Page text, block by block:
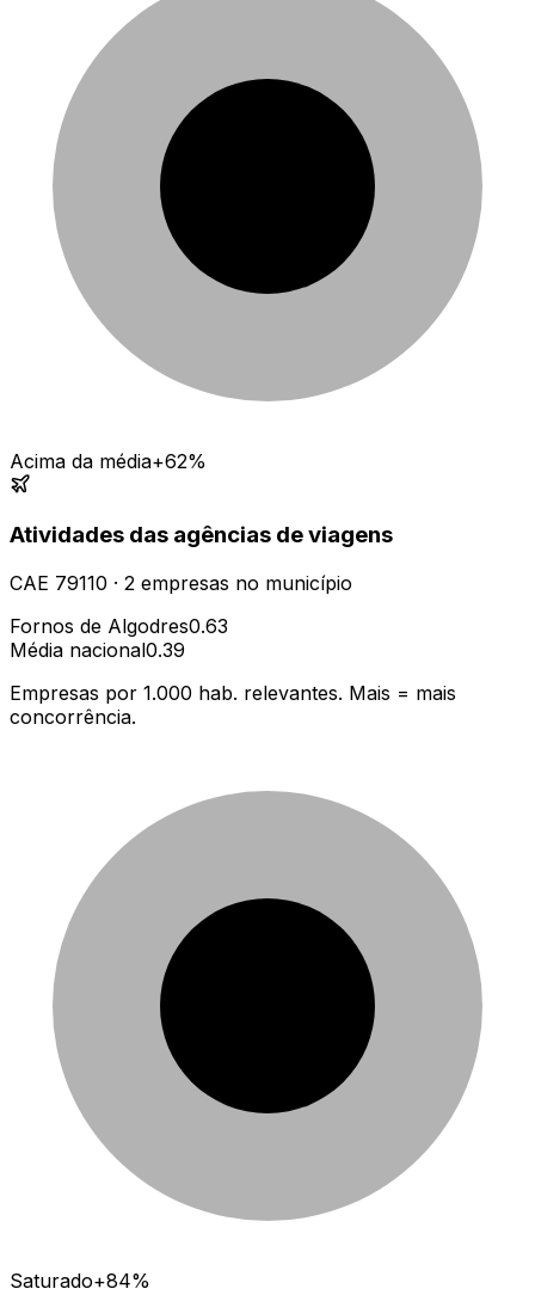
Acima da média+62%
Atividades das agências de viagens
CAE 79110 · 2 empresas no município
Fornos de Algodres0.63
Média nacional0.39
Empresas por 1.000 hab. relevantes. Mais = mais
concorrência.
Saturado+84%